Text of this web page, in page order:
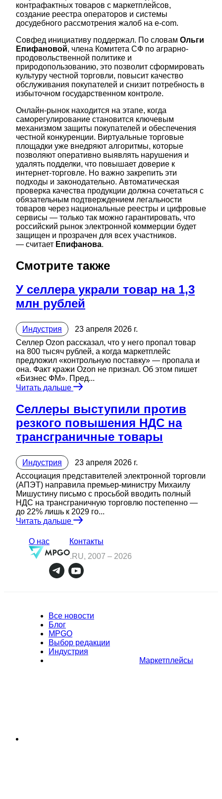
контрафактных товаров с маркетплейсов,
создание реестра операторов и системы
досудебного рассмотрения жалоб на e-com.
Совфед инициативу поддержал. По словам Ольги
Епифановой, члена Комитета СФ по аграрно-
продовольственной политике и
природопользованию, это позволит сформировать
культуру честной торговли, повысит качество
обслуживания покупателей и снизит потребность в
избыточном государственном контроле.
Онлайн-рынок находится на этапе, когда
саморегулирование становится ключевым
механизмом защиты покупателей и обеспечения
честной конкуренции. Виртуальные торговые
площадки уже внедряют алгоритмы, которые
позволяют оперативно выявлять нарушения и
удалять подделки, что повышает доверие к
интернет-торговле. Но важно закрепить эти
подходы и законодательно. Автоматическая
проверка качества продукции должна сочетаться с
обязательным подтверждением легальности
товаров через национальные реестры и цифровые
сервисы — только так можно гарантировать, что
российский рынок электронной коммерции будет
защищен и прозрачен для всех участников.
— считает Епифанова.
Смотрите также
У селлера украли товар на 1,3
млн рублей
Индустрия
23 апреля 2026 г.
Селлер Ozon рассказал, что у него пропал товар
на 800 тысяч рублей, а когда маркетплейс
предложил «контрольную поставку» — пропала и
она. Факт кражи Ozon не признал. Об этом пишет
«Бизнес ФМ». Пред...
Читать дальше
Селлеры выступили против
резкого повышения НДС на
трансграничные товары
Индустрия
23 апреля 2026 г.
Ассоциация представителей электронной торговли
(АПЭТ) направила премьер-министру Михаилу
Мишустину письмо с просьбой вводить полный
НДС на трансграничную торговлю постепенно —
до 22% лишь к 2029 го...
Читать дальше
О нас
Контакты
.RU, 2007 – 2026
Все новости
Блог
MPGO
Выбор редакции
Индустрия
Маркетплейсы